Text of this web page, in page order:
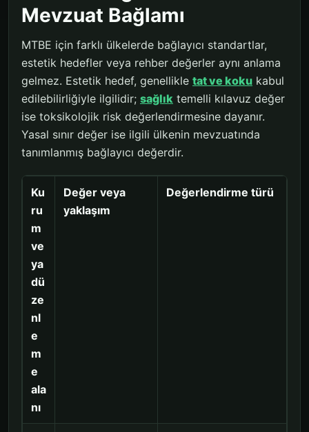
Mevzuat Bağlamı
MTBE için farklı ülkelerde bağlayıcı standartlar,
estetik hedefler veya rehber değerler aynı anlama
gelmez. Estetik hedef, genellikle tat ve koku kabul
edilebilirliğiyle ilgilidir; sağlık temelli kılavuz değer
ise toksikolojik risk değerlendirmesine dayanır.
Yasal sınır değer ise ilgili ülkenin mevzuatında
tanımlanmış bağlayıcı değerdir.
Ku
ru
m
ve
ya
dü
ze
nl
e
m
e
ala
nı
Değer veya
yaklaşım
Değerlendirme türü